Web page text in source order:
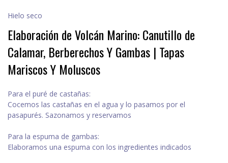
Hielo seco
Elaboración de Volcán Marino: Canutillo de
Calamar, Berberechos Y Gambas | Tapas
Mariscos Y Moluscos
Para el puré de castañas:
Cocemos las castañas en el agua y lo pasamos por el
pasapurés. Sazonamos y reservamos
Para la espuma de gambas:
Elaboramos una espuma con los ingredientes indicados